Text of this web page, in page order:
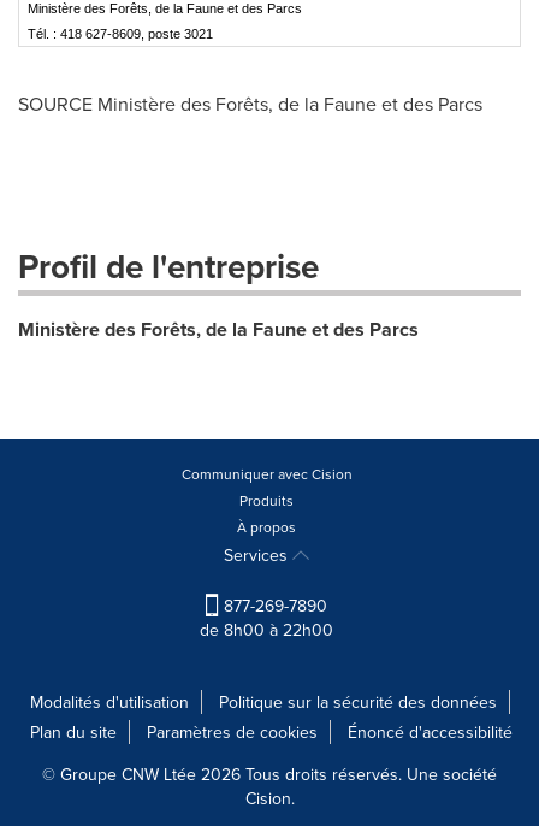
Ministère des Forêts, de la Faune et des Parcs
Tél. : 418 627-8609, poste 3021
SOURCE Ministère des Forêts, de la Faune et des Parcs
Profil de l'entreprise
Ministère des Forêts, de la Faune et des Parcs
Communiquer avec Cision
Produits
À propos
Services
877-269-7890
de 8h00 à 22h00
Modalités d'utilisation
Politique sur la sécurité des données
Plan du site
Paramètres de cookies
Énoncé d'accessibilité
© Groupe CNW Ltée 2026 Tous droits réservés. Une société
Cision.